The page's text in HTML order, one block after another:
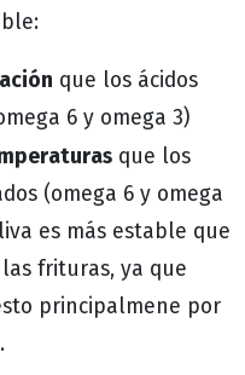
que los ácidos
6 y omega 3)
que los
(omega 6 y omega
es más estable que
frituras, ya que
principalmene por